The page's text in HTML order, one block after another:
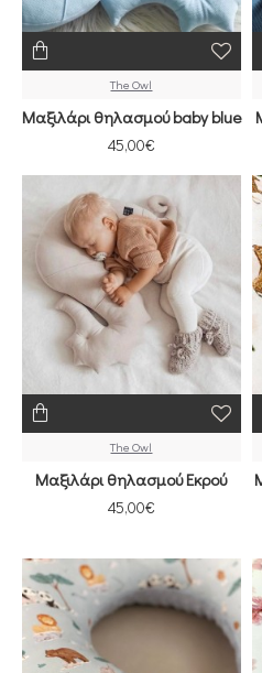
The Owl
Μαξιλάρι θηλασμού baby blue
45,00€
The Owl
Μαξιλάρι θηλασμού Εκρού
45,00€